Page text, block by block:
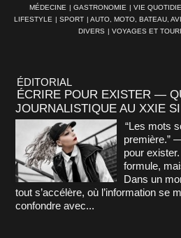
MÉDECINE | GASTRONOMIE | VIE
LIFESTYLE | SPORT | AUTO, MOTO, BATEAU,
DIVERS | VOYAGES ET
ÉDITORIAL
ÉCRIRE POUR EXISTER —
JOURNALISTIQUE AU XXIE
“Les mots
première.”
pour
formule,
Dans un
tout s’accélère, où l’information se
confondre avec...